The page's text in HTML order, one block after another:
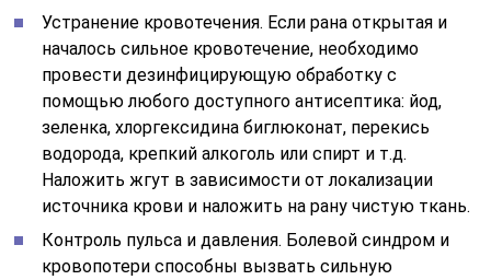
Устранение кровотечения. Если рана открытая и
началось сильное кровотечение, необходимо
провести дезинфицирующую обработку с
помощью любого доступного антисептика: йод,
зеленка, хлоргексидина биглюконат, перекись
водорода, крепкий алкоголь или спирт и т.д.
Наложить жгут в зависимости от локализации
источника крови и наложить на рану чистую ткань.
Контроль пульса и давления. Болевой синдром и
кровопотери способны вызвать сильную